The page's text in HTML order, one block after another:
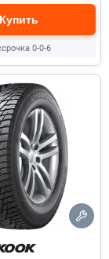
Купить
0-0-6